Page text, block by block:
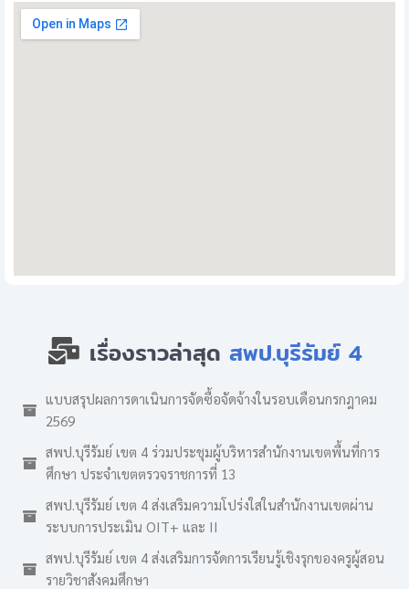
เรื่องราวล่าสุด สพป.บุรีรัมย์ 4
แบบสรุปผลการดาเนินการจัดซื้อจัดจ้างในรอบเดือนกรกฎาคม
2569
สพป.บุรีรัมย์ เขต 4 ร่วมประชุมผู้บริหารสำนักงานเขตพื้นที่การ
ศึกษา ประจำเขตตรวจราชการที่ 13
สพป.บุรีรัมย์ เขต 4 ส่งเสริมความโปร่งใสในสำนักงานเขตผ่าน
ระบบการประเมิน OIT+ และ II
สพป.บุรีรัมย์ เขต 4 ส่งเสริมการจัดการเรียนรู้เชิงรุกของครูผู้สอน
รายวิชาสังคมศึกษา